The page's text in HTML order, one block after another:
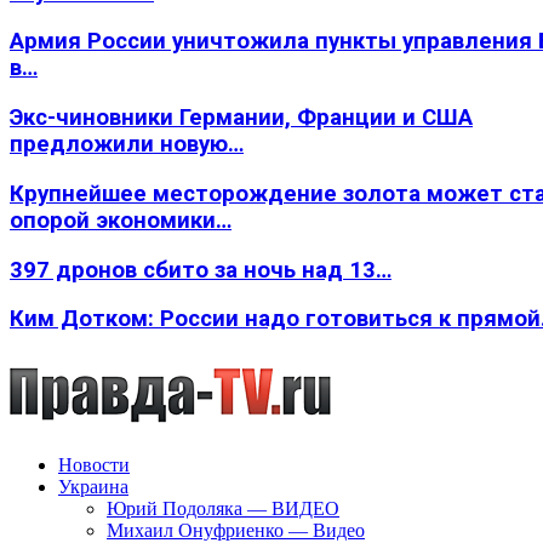
Армия России уничтожила пункты
в…
Экс-чиновники Германии, Франции и США
предложили новую…
Крупнейшее месторождение золота может
опорой экономики…
397 дронов сбито за ночь над 13…
Ким Дотком: России надо готовиться к
Новости
Украина
Юрий Подоляка — ВИДЕО
Михаил Онуфриенко — Видео